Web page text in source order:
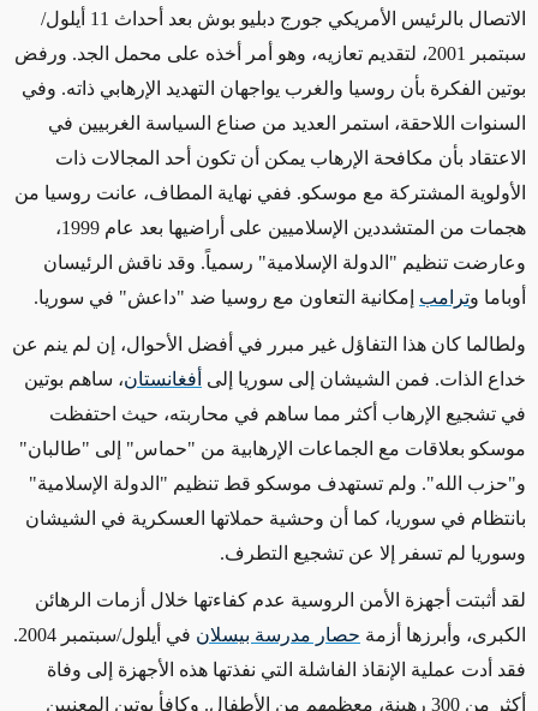
الاتصال بالرئيس الأمريكي جورج دبليو بوش بعد أحداث 11 أيلول/
سبتمبر 2001، لتقديم تعازيه، وهو أمر أخذه على محمل الجد. ورفض
بوتين الفكرة بأن روسيا والغرب يواجهان التهديد الإرهابي ذاته. وفي
السنوات اللاحقة، استمر العديد من صناع السياسة الغربيين في
الاعتقاد بأن مكافحة الإرهاب يمكن أن تكون أحد المجالات ذات
الأولوية المشتركة مع موسكو. ففي نهاية المطاف، عانت روسيا من
هجمات من المتشددين الإسلاميين على أراضيها بعد عام 1999،
وعارضت تنظيم "الدولة الإسلامية" رسمياً. وقد ناقش الرئيسان
أوباما وترامب إمكانية التعاون مع روسيا ضد "داعش" في سوريا.
ولطالما كان هذا التفاؤل غير مبرر في أفضل الأحوال، إن لم ينم عن
خداع الذات. فمن الشيشان إلى سوريا إلى أفغانستان، ساهم بوتين
في تشجيع الإرهاب أكثر مما ساهم في محاربته، حيث احتفظت
موسكو بعلاقات مع الجماعات الإرهابية من "حماس" إلى "طالبان"
و"حزب الله". ولم تستهدف موسكو قط تنظيم "الدولة الإسلامية"
بانتظام في سوريا، كما أن وحشية حملاتها العسكرية في الشيشان
وسوريا لم تسفر إلا عن تشجيع التطرف.
لقد أثبتت أجهزة الأمن الروسية عدم كفاءتها خلال أزمات الرهائن
الكبرى، وأبرزها أزمة حصار مدرسة بيسلان
في أيلول/سبتمبر 2004.
فقد أدت عملية الإنقاذ الفاشلة التي نفذتها هذه الأجهزة إلى وفاة
أكثر من 300 رهينة، معظمهم من الأطفال. وكافأ بوتين المعنيين